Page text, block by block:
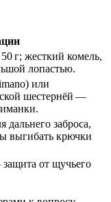
г; жесткий комель,
лопастью.
или
шестернёй —
заброса,
выгибать крючки
от щучьего